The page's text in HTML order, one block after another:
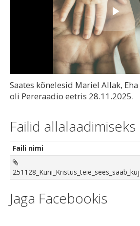
Saates kõnelesid Mariel Allak, Eha
oli Pereraadio eetris 28.11.2025.
Failid allalaadimiseks
Faili nimi
Jaga Facebookis